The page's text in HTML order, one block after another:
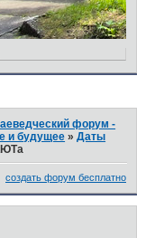
форум -
и будущее »Даты
создать форум бесплатно